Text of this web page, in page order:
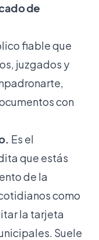
de
fiableque
juzgados y
con
Es el
que estás
de la
como
la tarjeta
Suele